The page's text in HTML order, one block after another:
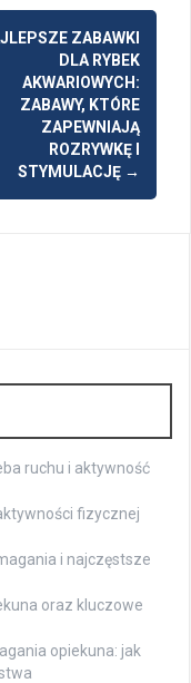
ZABAWKI
DLA RYBEK
AKWARIOWYCH:
ZABAWY, KTÓRE
ZAPEWNIAJĄ
ROZRYWKĘ I
STYMULACJĘ →
ruchu i aktywność
fizycznej
i najczęstsze
oraz kluczowe
opiekuna: jak